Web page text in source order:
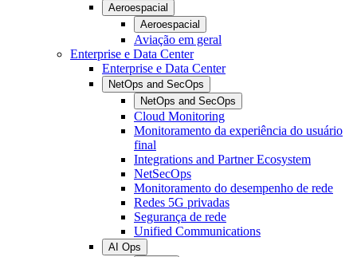
Aeroespacial
Aeroespacial
Aviação em geral
Enterprise e Data Center
Enterprise e Data Center
NetOps and SecOps
NetOps and SecOps
Cloud Monitoring
Monitoramento da experiência do usuário
final
Integrations and Partner Ecosystem
NetSecOps
Monitoramento do desempenho de rede
Redes 5G privadas
Segurança de rede
Unified Communications
AI Ops